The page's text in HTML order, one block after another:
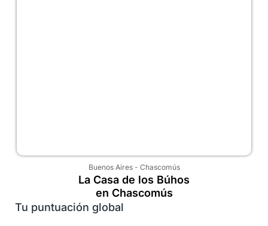
Buenos Aires- Chascomús
La Casa de los Búhos
en Chascomús
Tu puntuación global